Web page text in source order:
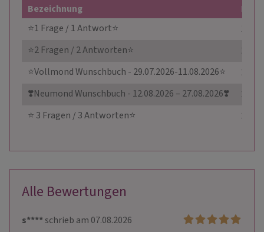
Bezeichnung
Preis
⭐1 Frage / 1 Antwort⭐
⭐2 Fragen / 2 Antworten⭐
⭐Vollmond Wunschbuch - 29.07.2026-11.08.2026⭐
❣️Neumond Wunschbuch - 12.08.2026 – 27.08.2026❣️
⭐ 3 Fragen / 3 Antworten⭐
Alle Bewertungen
s****schrieb am 07.08.2026